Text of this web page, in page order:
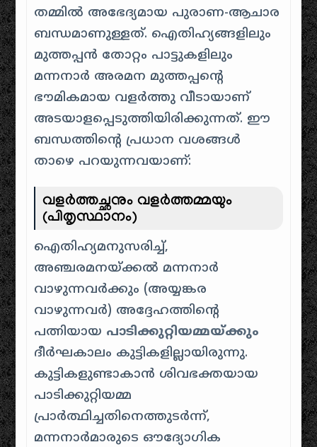
തമ്മിൽ അഭേദ്യമായ പുരാണ-ആചാര
ബന്ധമാണുള്ളത്. ഐതിഹ്യങ്ങളിലും
മുത്തപ്പൻ തോറ്റം പാട്ടുകളിലും
മന്നനാർ അരമന മുത്തപ്പന്റെ
ഭൗമികമായ വളർത്തു വീടായാണ്
അടയാളപ്പെടുത്തിയിരിക്കുന്നത്. ഈ
ബന്ധത്തിന്റെ പ്രധാന വശങ്ങൾ
താഴെ പറയുന്നവയാണ്:
വളർത്തച്ഛനും വളർത്തമ്മയും
(പിതൃസ്ഥാനം)
ഐതിഹ്യമനുസരിച്ച്,
അഞ്ചരമനയ്ക്കൽ മന്നനാർ
വാഴുന്നവർക്കും (അയ്യങ്കര
വാഴുന്നവർ) അദ്ദേഹത്തിന്റെ
പത്നിയായ പാടിക്കുറ്റിയമ്മയ്ക്കും
ദീർഘകാലം കുട്ടികളില്ലായിരുന്നു.
കുട്ടികളുണ്ടാകാൻ ശിവഭക്തയായ
പാടിക്കുറ്റിയമ്മ
പ്രാർത്ഥിച്ചതിനെത്തുടർന്ന്,
മന്നനാർമാരുടെ ഔദ്യോഗിക